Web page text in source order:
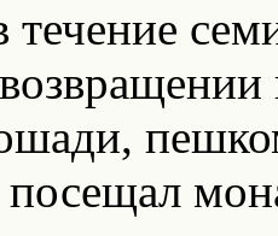
течение
посещал